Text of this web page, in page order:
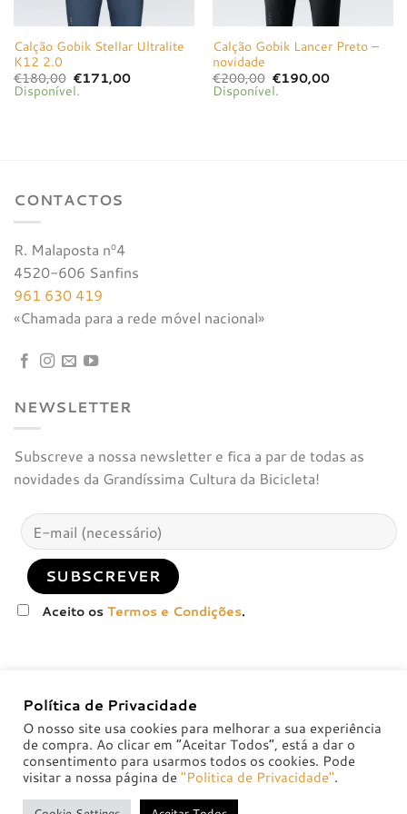
Calção Gobik Stellar Ultralite
K12 2.0
€180,00 O
preço
original
€171,00O
Disponível.
Calção Gobik Lancer Preto –
novidade
€200,00 O
preço
original
€190,00O
Disponível.
CONTACTOS
R. Malaposta nº4
4520-606 Sanfins
961 630 419
«Chamada para a rede móvel nacional»
NEWSLETTER
Subscreve a nossa newsletter e fica a par de todas as
novidades da Grandíssima Cultura da Bicicleta!
Aceito osTermos e Condições.
POLÍTICAS DE TROCA E DEVOLUÇÃO
Política de Privacidade
O nosso site usa cookies para melhorar a sua experiência
de compra. Ao clicar em “Aceitar Todos”, está a dar o
consentimento para usarmos todos os cookies. Pode
visitar a nossa página de"Politica de Privacidade".